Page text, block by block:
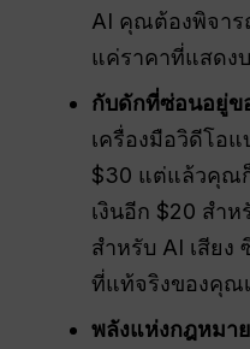
AI คุณต้องพิจา
แค่ราคาที่แสดง
กับดักที่ซ่อนอยู่ข
เครื่องมือวิดีโอ
$30 แต่แล้วคุณ
เงินอีก $20 สำ
สำหรับ AI เสียง
ที่แท้จริงของคุณ
พลังแห่งกฎหมา